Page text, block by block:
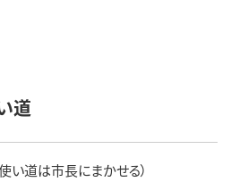
道
使い道は市長にまかせる）